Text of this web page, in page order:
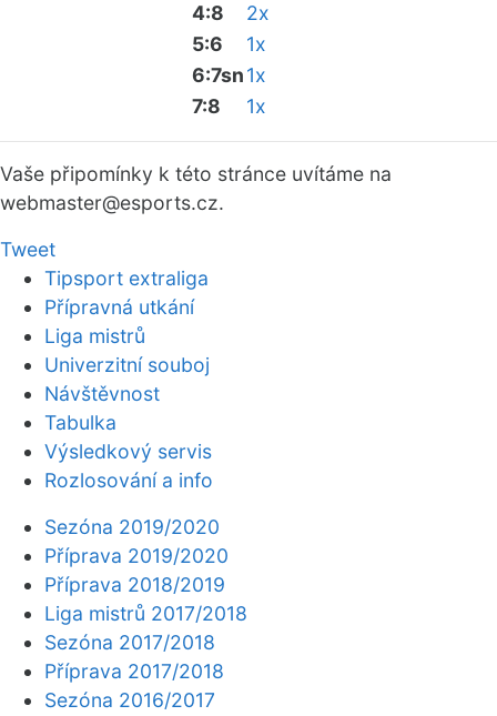
4:8
2x
5:6
1x
6:7sn1x
7:8
1x
Vaše připomínky k této stránce uvítáme na
webmaster@esports.cz.
Tweet
Tipsport extraliga
Přípravná utkání
Liga mistrů
Univerzitní souboj
Návštěvnost
Tabulka
Výsledkový servis
Rozlosování a info
Sezóna 2019/2020
Příprava 2019/2020
Příprava 2018/2019
Liga mistrů 2017/2018
Sezóna 2017/2018
Příprava 2017/2018
Sezóna 2016/2017